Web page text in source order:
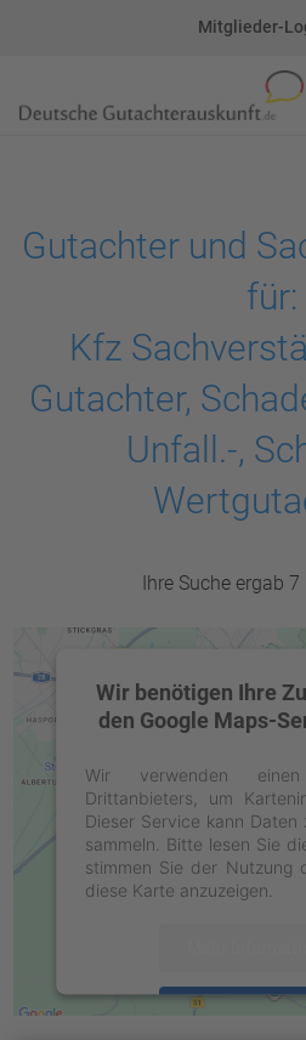
Mitglieder-
Gutachter und
für:
Kfz
Gutachter,
Unfall.-,
Ihre Suche ergab 7
Wir benötigen Ihre
den Google Maps-
Wir verwenden
Drittanbieters, um
Dieser Service kann
sammeln. Bitte lesen Sie
stimmen Sie der Nutzung
diese Karte anzuzeigen.